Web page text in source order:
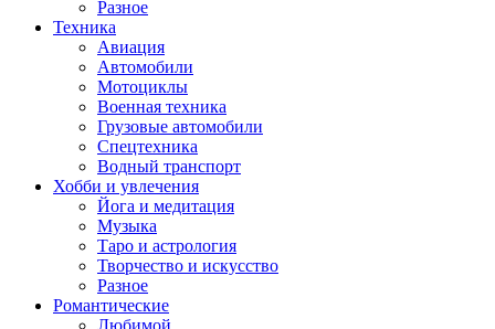
Разное
Техника
Авиация
Автомобили
Мотоциклы
Военная техника
Грузовые автомобили
Спецтехника
Водный транспорт
Хобби и увлечения
Йога и медитация
Музыка
Таро и астрология
Творчество и искусство
Разное
Романтические
Любимой